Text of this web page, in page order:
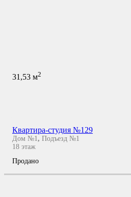
31,53 м2
Квартира-студия №129
Дом №1 , Подъезд №1
18 этаж
Продано